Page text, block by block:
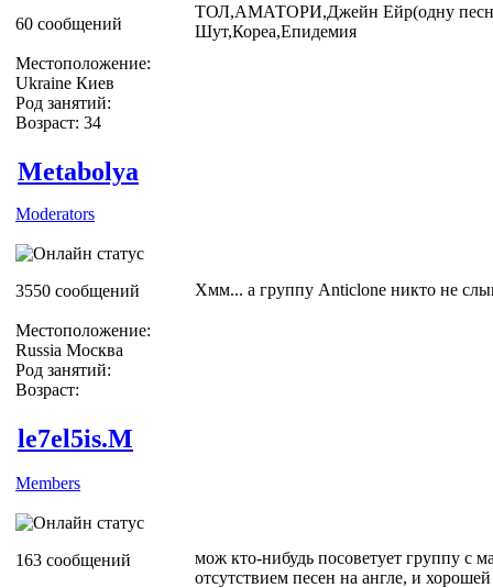
60 сообщений
Местоположение:
Ukraine Киев
Род занятий:
Возраст: 34
ТОЛ,АМАТОРИ,Джейн Ейр(одну
Шут,Кореа,Епидемия
Metabolya
Moderators
3550 сообщений
Местоположение:
Russia Москва
Род занятий:
Возраст:
Хмм... а группу Anticlone никто не
le7el5is.M
Members
163 сообщений
мож кто-нибудь посоветует группу с
отсутствием песен на англе, и